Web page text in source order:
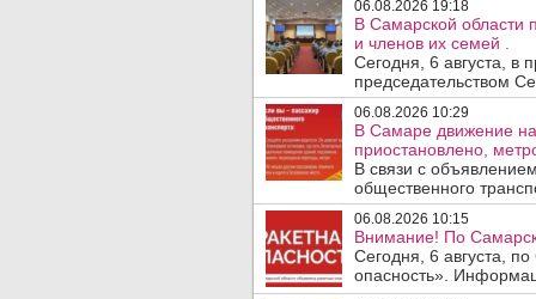
06.08.2026 19:18
В Самарской области
и членов их семей .
Сегодня, 6 августа, в
председательством
06.08.2026 10:29
В Самаре движение
приостановлено,
В связи с
общественного
06.08.2026 10:15
Внимание! По
Сегодня, 6 августа,
опасность».